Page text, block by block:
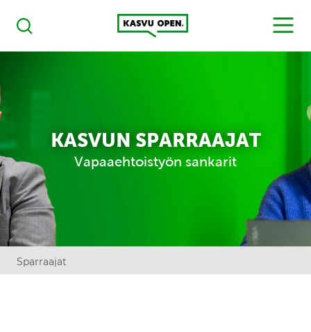
Haku
Kasvu Open
MENU
KASVUN SPARRAAJAT
Vapaaehtoistyön sankarit
Sparraajat